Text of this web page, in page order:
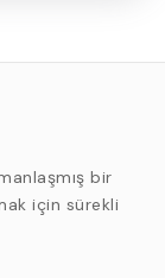
bir
için sürekli